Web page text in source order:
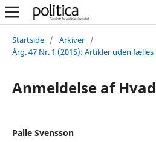
Startside / Arkiver /
Årg. 47 Nr. 1 (2015): Artikler uden
Anmeldelse af
Palle Svensson